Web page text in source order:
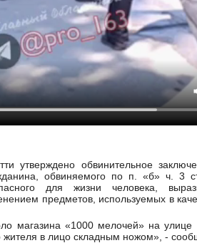
утверждено обвинительное
обвиняемого по п. «б» ч.
для жизни человека,
предметов, используемых в
магазина «1000 мелочей» на улице
в лицо складным ножом», -